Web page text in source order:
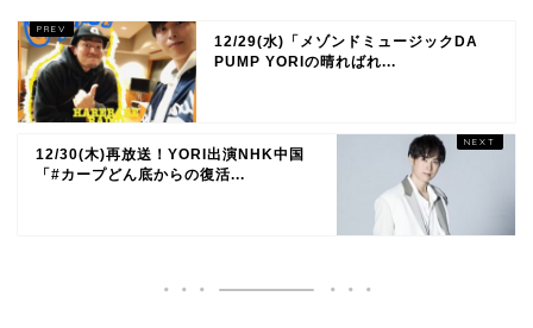
12/29(水)「メゾンドミュージックDA
PUMP YORIの晴ればれ...
12/30(木)再放送！YORI出演NHK中国
「#カープどん底からの復活...